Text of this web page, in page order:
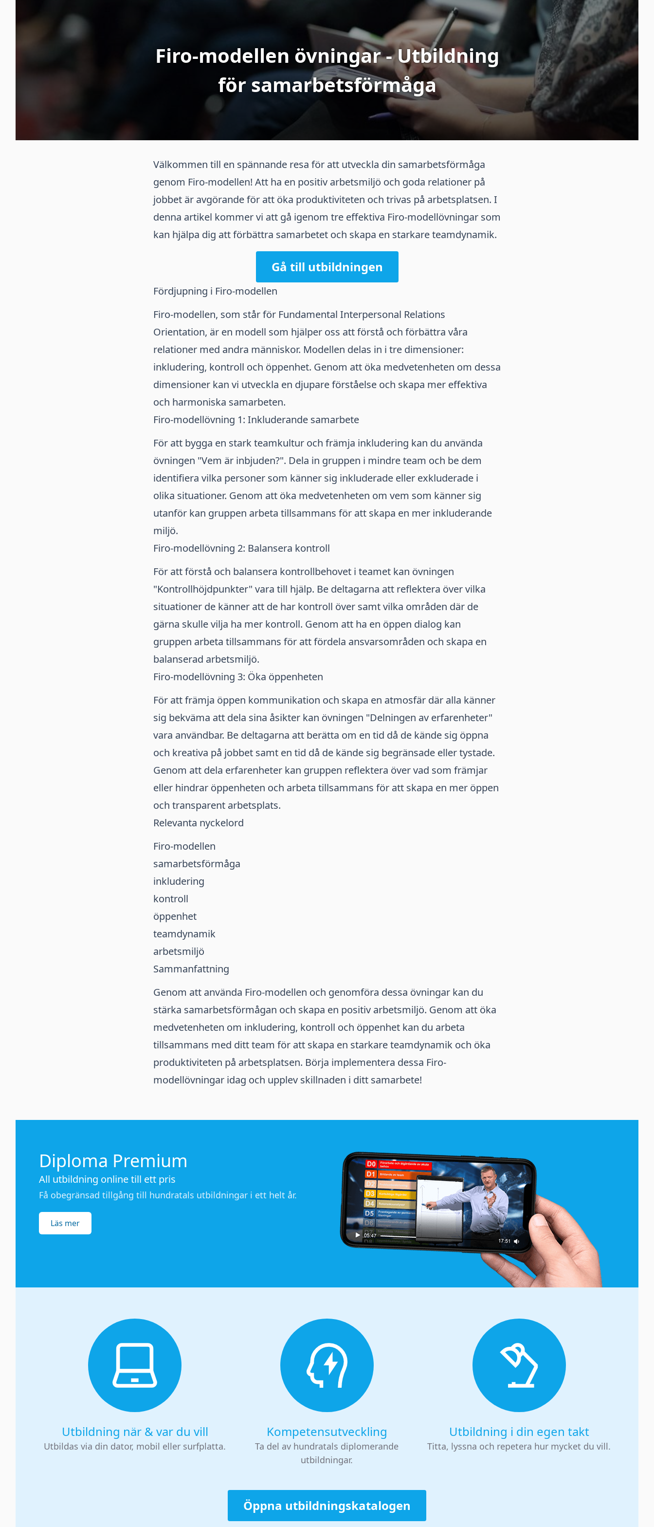
Firo-modellen övningar - Utbildning
för samarbetsförmåga
Välkommen till en spännande resa för att utveckla din samarbetsförmåga
genom Firo-modellen! Att ha en positiv arbetsmiljö och goda relationer på
jobbet är avgörande för att öka produktiviteten och trivas på arbetsplatsen. I
denna artikel kommer vi att gå igenom tre effektiva Firo-modellövningar som
kan hjälpa dig att förbättra samarbetet och skapa en starkare teamdynamik.
Gå till utbildningen
Fördjupning i Firo-modellen
Firo-modellen, som står för Fundamental Interpersonal Relations
Orientation, är en modell som hjälper oss att förstå och förbättra våra
relationer med andra människor. Modellen delas in i tre dimensioner:
inkludering, kontroll och öppenhet. Genom att öka medvetenheten om dessa
dimensioner kan vi utveckla en djupare förståelse och skapa mer effektiva
och harmoniska samarbeten.
Firo-modellövning 1: Inkluderande samarbete
För att bygga en stark teamkultur och främja inkludering kan du använda
övningen "Vem är inbjuden?". Dela in gruppen i mindre team och be dem
identifiera vilka personer som känner sig inkluderade eller exkluderade i
olika situationer. Genom att öka medvetenheten om vem som känner sig
utanför kan gruppen arbeta tillsammans för att skapa en mer inkluderande
miljö.
Firo-modellövning 2: Balansera kontroll
För att förstå och balansera kontrollbehovet i teamet kan övningen
"Kontrollhöjdpunkter" vara till hjälp. Be deltagarna att reflektera över vilka
situationer de känner att de har kontroll över samt vilka områden där de
gärna skulle vilja ha mer kontroll. Genom att ha en öppen dialog kan
gruppen arbeta tillsammans för att fördela ansvarsområden och skapa en
balanserad arbetsmiljö.
Firo-modellövning 3: Öka öppenheten
För att främja öppen kommunikation och skapa en atmosfär där alla känner
sig bekväma att dela sina åsikter kan övningen "Delningen av erfarenheter"
vara användbar. Be deltagarna att berätta om en tid då de kände sig öppna
och kreativa på jobbet samt en tid då de kände sig begränsade eller tystade.
Genom att dela erfarenheter kan gruppen reflektera över vad som främjar
eller hindrar öppenheten och arbeta tillsammans för att skapa en mer öppen
och transparent arbetsplats.
Relevanta nyckelord
Firo-modellen
samarbetsförmåga
inkludering
kontroll
öppenhet
teamdynamik
arbetsmiljö
Sammanfattning
Genom att använda Firo-modellen och genomföra dessa övningar kan du
stärka samarbetsförmågan och skapa en positiv arbetsmiljö. Genom att öka
medvetenheten om inkludering, kontroll och öppenhet kan du arbeta
tillsammans med ditt team för att skapa en starkare teamdynamik och öka
produktiviteten på arbetsplatsen. Börja implementera dessa Firo-
modellövningar idag och upplev skillnaden i ditt samarbete!
Diploma Premium
All utbildning online till ett pris
Få obegränsad tillgång till hundratals utbildningar i ett helt år.
Läs mer
Utbildning när & var du vill
Utbildas via din dator, mobil eller surfplatta.
Kompetensutveckling
Ta del av hundratals diplomerande
utbildningar.
Utbildning i din egen takt
Titta, lyssna och repetera hur mycket du vill.
Öppna utbildningskatalogen